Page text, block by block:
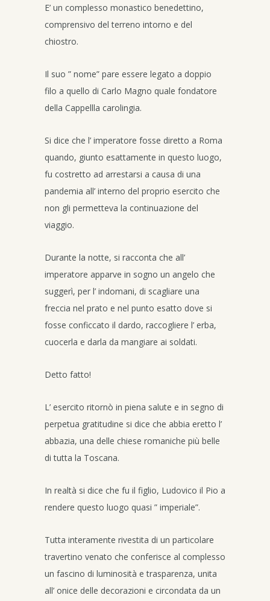
E’ un complesso monastico benedettino,
comprensivo del terreno intorno e del
chiostro.
Il suo ” nome” pare essere legato a doppio
filo a quello di Carlo Magno quale fondatore
della Cappellla carolingia.
Si dice che l’ imperatore fosse diretto a Roma
quando, giunto esattamente in questo luogo,
fu costretto ad arrestarsi a causa di una
pandemia all’ interno del proprio esercito che
non gli permetteva la continuazione del
viaggio.
Durante la notte, si racconta che all’
imperatore apparve in sogno un angelo che
suggerì, per l’ indomani, di scagliare una
freccia nel prato e nel punto esatto dove si
fosse conficcato il dardo, raccogliere l’ erba,
cuocerla e darla da mangiare ai soldati.
Detto fatto!
L’ esercito ritornò in piena salute e in segno di
perpetua gratitudine si dice che abbia eretto l’
abbazia, una delle chiese romaniche più belle
di tutta la Toscana.
In realtà si dice che fu il figlio, Ludovico il Pio a
rendere questo luogo quasi ” imperiale”.
Tutta interamente rivestita di un particolare
travertino venato che conferisce al complesso
un fascino di luminosità e trasparenza, unita
all’ onice delle decorazioni e circondata da un